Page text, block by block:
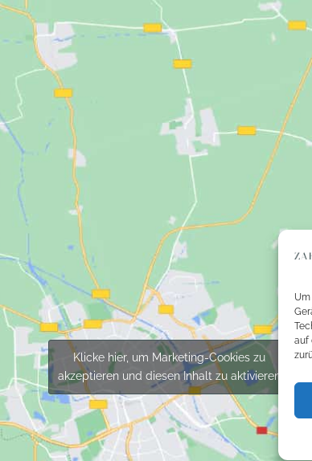
auf
Klicke hier, um Marketing-Cookies zu
akzeptieren und diesen Inhalt zu aktivieren
Impressum Datenschutz Kontakt
© 2026 Zahnspangen Art – Praxis für